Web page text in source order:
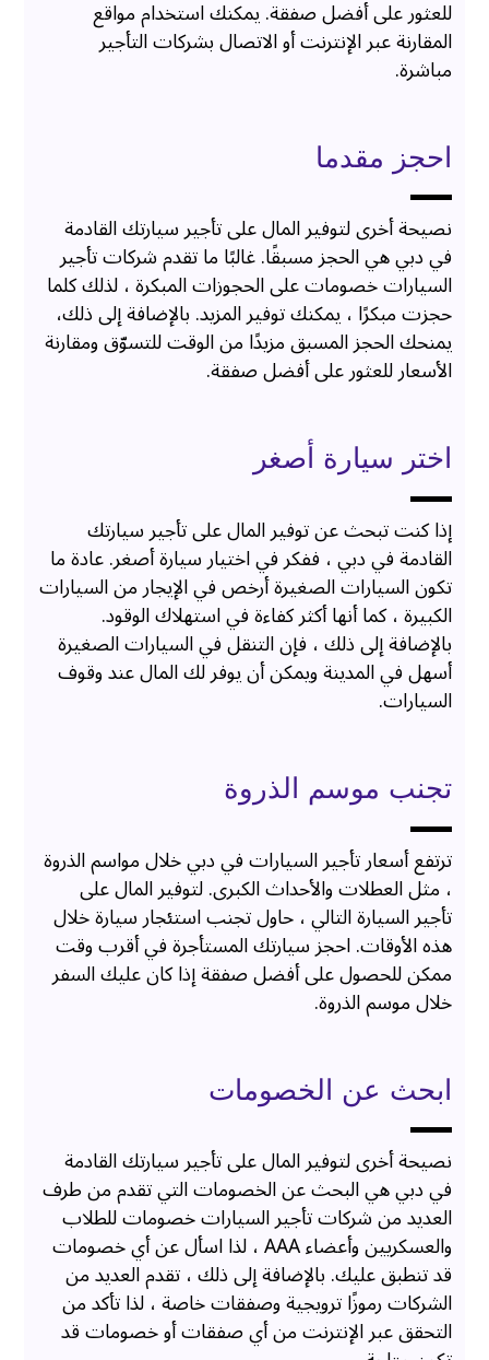
للعثور على أفضل صفقة. يمكنك استخدام مواقع
المقارنة عبر الإنترنت أو الاتصال بشركات التأجير
مباشرة.
احجز مقدما
نصيحة أخرى لتوفير المال على تأجير سيارتك القادمة
في دبي هي الحجز مسبقًا. غالبًا ما تقدم شركات تأجير
السيارات خصومات على الحجوزات المبكرة ، لذلك كلما
حجزت مبكرًا ، يمكنك توفير المزيد. بالإضافة إلى ذلك،
يمنحك الحجز المسبق مزيدًا من الوقت للتسوّق ومقارنة
الأسعار للعثور على أفضل صفقة.
اختر سيارة أصغر
إذا كنت تبحث عن توفير المال على تأجير سيارتك
القادمة في دبي ، ففكر في اختيار سيارة أصغر. عادة ما
تكون السيارات الصغيرة أرخص في الإيجار من السيارات
الكبيرة ، كما أنها أكثر كفاءة في استهلاك الوقود.
بالإضافة إلى ذلك ، فإن التنقل في السيارات الصغيرة
أسهل في المدينة ويمكن أن يوفر لك المال عند وقوف
السيارات.
تجنب موسم الذروة
ترتفع أسعار تأجير السيارات في دبي خلال مواسم الذروة
، مثل العطلات والأحداث الكبرى. لتوفير المال على
تأجير السيارة التالي ، حاول تجنب استئجار سيارة خلال
هذه الأوقات. احجز سيارتك المستأجرة في أقرب وقت
ممكن للحصول على أفضل صفقة إذا كان عليك السفر
خلال موسم الذروة.
ابحث عن الخصومات
نصيحة أخرى لتوفير المال على تأجير سيارتك القادمة
في دبي هي البحث عن الخصومات التي تقدم من طرف
العديد من شركات تأجير السيارات خصومات للطلاب
والعسكريين وأعضاء AAA ، لذا اسأل عن أي خصومات
قد تنطبق عليك. بالإضافة إلى ذلك ، تقدم العديد من
الشركات رموزًا ترويجية وصفقات خاصة ، لذا تأكد من
التحقق عبر الإنترنت من أي صفقات أو خصومات قد